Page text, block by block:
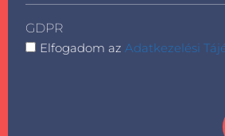
GDPR
Elfogadom azAdatkezelési